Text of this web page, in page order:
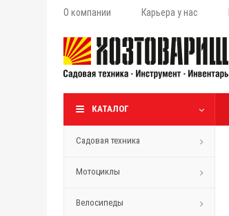
О компании Карьера у нас
КАТАЛОГ
Садовая техника
Мотоциклы
Велосипеды